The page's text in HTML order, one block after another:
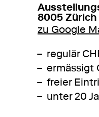
8005 Zürich
zu Google
regulär
ermässigt
freier
unter 20